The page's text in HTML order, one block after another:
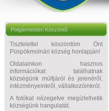
Polgármesteri Köszöntő
Tisztelettel köszöntöm Önt
Püspökmolnári község honlapján!
Oldalainkon hasznos
információkat találhatnak
községünk múltjáról és jelenéről,
intézményeinkről, vállalkozóinkról.
A fotókat nézegetve megízlelhetik
községünk hangulatát.